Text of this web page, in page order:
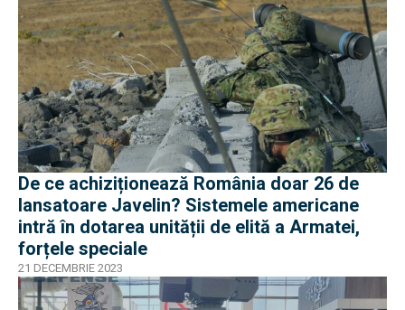
De ce achiziționează România doar 26 de
lansatoare Javelin? Sistemele americane
intră în dotarea unității de elită a Armatei,
forțele speciale
21 DECEMBRIE 2023